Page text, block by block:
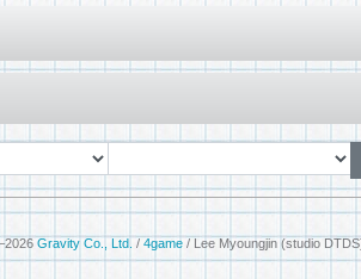
Gravity Co., Ltd. / 4game / Lee Myoungjin (studio